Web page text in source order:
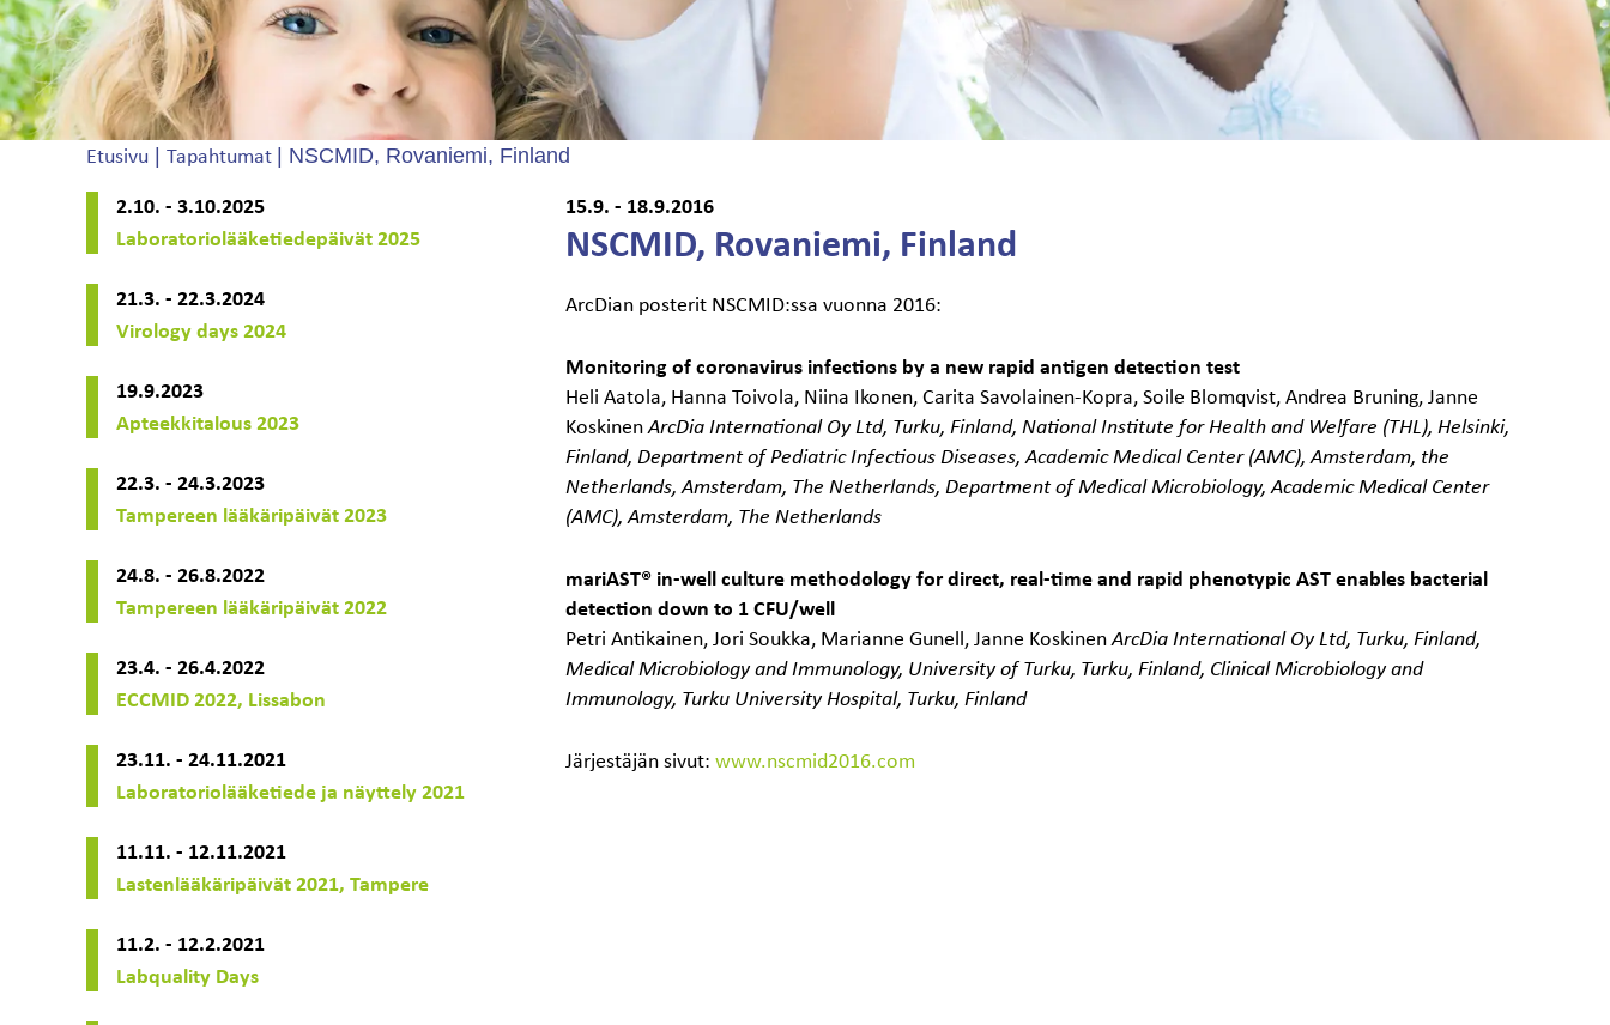
Etusivu Tapahtumat NSCMID, Rovaniemi, Finland
2.10. - 3.10.2025
Laboratoriolääketiedepäivät 2025
21.3. - 22.3.2024
Virology days 2024
19.9.2023
Apteekkitalous 2023
22.3. - 24.3.2023
Tampereen lääkäripäivät 2023
24.8. - 26.8.2022
Tampereen lääkäripäivät 2022
23.4. - 26.4.2022
ECCMID 2022, Lissabon
23.11. - 24.11.2021
Laboratoriolääketiede ja näyttely 2021
11.11. - 12.11.2021
Lastenlääkäripäivät 2021, Tampere
11.2. - 12.2.2021
Labquality Days
15.9. - 18.9.2016
NSCMID, Rovaniemi, Finland
ArcDian posterit NSCMID:ssa vuonna 2016:
Monitoring of coronavirus infections by a new rapid antigen detection test
Heli Aatola, Hanna Toivola, Niina Ikonen, Carita Savolainen-Kopra, Soile Blomqvist, Andrea Bruning, Janne
KoskinenArcDia International Oy Ltd, Turku, Finland, National Institute for Health and Welfare (THL), Helsinki,
Finland, Department of Pediatric Infectious Diseases, Academic Medical Center (AMC), Amsterdam, the
Netherlands, Amsterdam, The Netherlands, Department of Medical Microbiology, Academic Medical Center
(AMC), Amsterdam, The Netherlands
mariAST® in-well culture methodology for direct, real-time and rapid phenotypic AST enables bacterial
detection down to 1 CFU/well
Petri Antikainen, Jori Soukka, Marianne Gunell, Janne KoskinenArcDia International Oy Ltd, Turku, Finland,
Medical Microbiology and Immunology, University of Turku, Turku, Finland, Clinical Microbiology and
Immunology, Turku University Hospital, Turku, Finland
Järjestäjän sivut: www.nscmid2016.com